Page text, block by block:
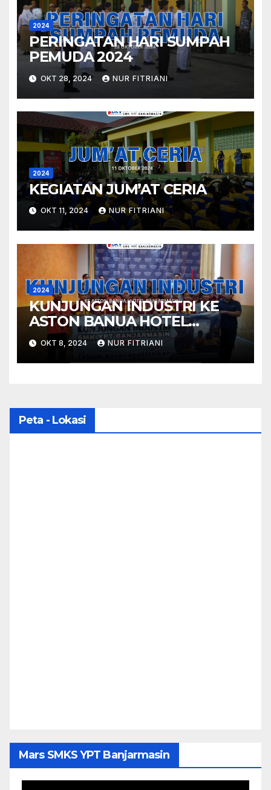
2024
PERINGATAN HARI SUMPAH
PEMUDA 2024
OKT 28, 2024 NUR FITRIANI
2024
KEGIATAN JUM’AT CERIA
OKT 11, 2024 NUR FITRIANI
2024
KUNJUNGAN INDUSTRI KE
ASTON BANUA HOTEL
BANJARMASIN UNTUK
PROGRAM KEAHLIAN TEKNIK
KETENAGALISTRIKAN
OKT 8, 2024 NUR FITRIANI
Peta - Lokasi
Mars SMKS YPT Banjarmasin